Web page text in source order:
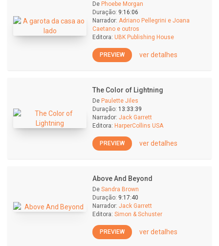
De Phoebe Morgan
Duração: 9:16:06
Narrador: Adriano Pellegrini e Joana
Caetano e outros
Editora: UBK Publishing House
PREVIEW ver detalhes
The Color of Lightning
De Paulette Jiles
Duração: 13:33:39
Narrador: Jack Garrett
Editora: HarperCollins USA
PREVIEW ver detalhes
Above And Beyond
De Sandra Brown
Duração: 9:17:40
Narrador: Jack Garrett
Editora: Simon & Schuster
PREVIEW ver detalhes